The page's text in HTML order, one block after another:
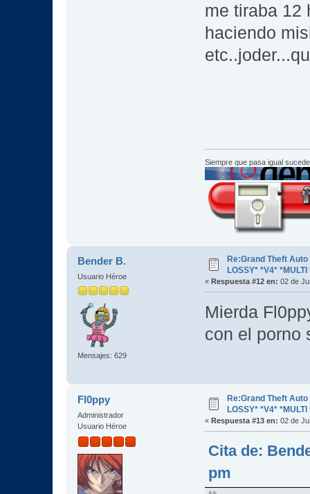
me tiraba 12
haciendo
Siempre que pasa igual
Bender B.
Usuario Héroe
Mensajes: 629
Re:Grand Theft
LOSSY* *V4*
« Respuesta #12 en: 02 de
Mierda
con el porno
Fl0ppy
Administrador
Usuario Héroe
Re:Grand Theft
LOSSY* *V4*
« Respuesta #13 en: 02 de
Cita de:
pm